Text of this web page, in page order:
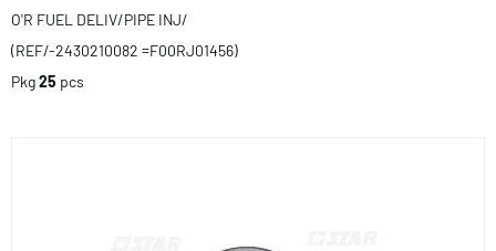
O'R FUEL DELIV/PIPE INJ/
(REF/-2430210082 =F00RJ01456)
Pkg25 pcs